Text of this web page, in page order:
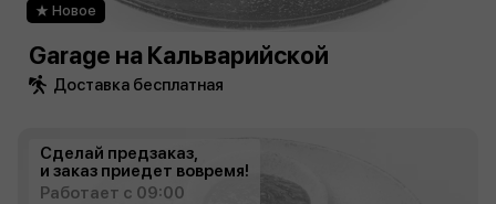
Новое
Garage на Кальварийской
Доставка бесплатная
Сделай предзаказ,
и заказ приедет вовремя!
Работает с 09:00